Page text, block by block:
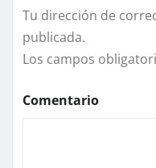
Tu dirección de
publicada.
Los campos
Comentario